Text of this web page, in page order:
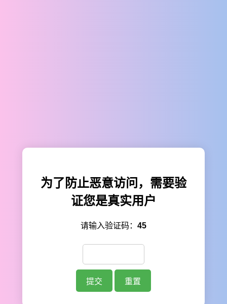
为了防止恶意访问，需要验
证您是真实用户
请输入验证码： 45
提交 重置